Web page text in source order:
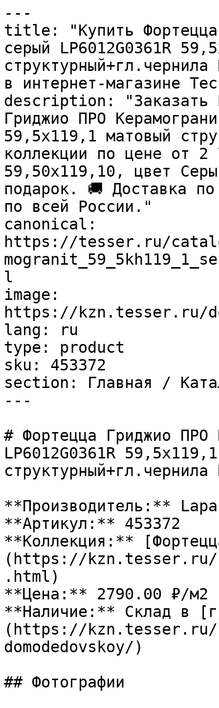
---
title: "Купить Фортецца
серый LP6012G0361R
в интернет-магазине
description: "Заказать
Гриджио ПРО
59,5х119,1 матовый
коллекции по цене от 2
59,50x119,10, цвет
подарок. 🚚 Доставка
по всей России."
canonical:
https://tesser.ru/
l
image:
https://kzn.tesser.ru/
lang: ru
type: product
sku: 453372
section: Главная /
---
# Фортецца Гриджио ПРО
LP6012G0361R
структурный+гл.чернила
**Производитель:**
**Артикул:** 453372
**Коллекция:**
(https://
.html)
**Цена:** 2790.00 ₽/м2
**Наличие:** Склад в
(https://kzn.tesser.ru/
domodedovskoy/)
## Фотографии